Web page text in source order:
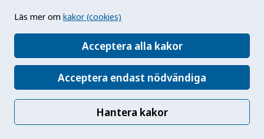
Läs mer om kakor (cookies)
Acceptera alla kakor
Acceptera endast nödvändiga
Hantera kakor